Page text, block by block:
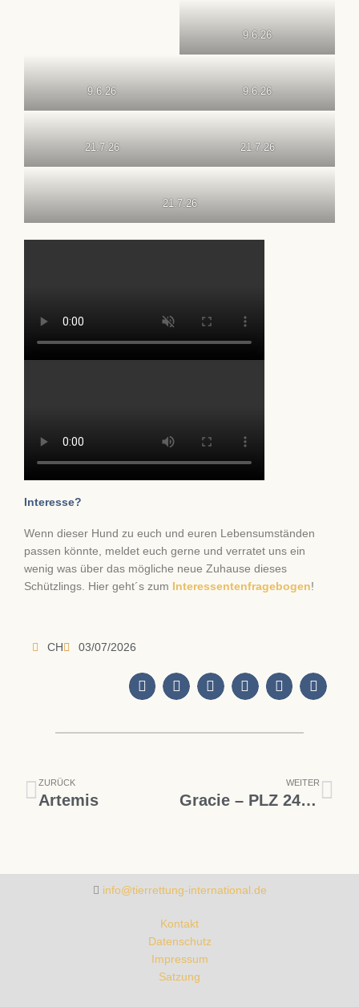
9.6.26
9.6.26 9.6.26
21.7.26 21.7.26
21.7.26
Interesse?
Wenn dieser Hund zu euch und euren Lebensumständen
passen könnte, meldet euch gerne und verratet uns ein
wenig was über das mögliche neue Zuhause dieses
Schützlings. Hier geht´s zum
Interessentenfragebogen!
CH 03/07/2026
Zurück
ZURÜCK
Artemis
WEITER
Gracie – PLZ 24852
info@tierrettung-international.de
Kontakt
Datenschutz
Impressum
Satzung